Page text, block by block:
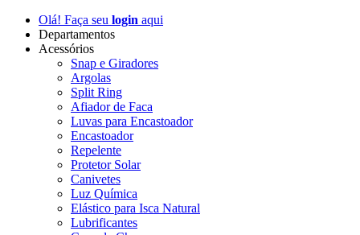
Olá! Faça seu login aqui
Departamentos
Acessórios
Snap e Giradores
Argolas
Split Ring
Afiador de Faca
Luvas para Encastoador
Encastoador
Repelente
Protetor Solar
Canivetes
Luz Química
Elástico para Isca Natural
Lubrificantes